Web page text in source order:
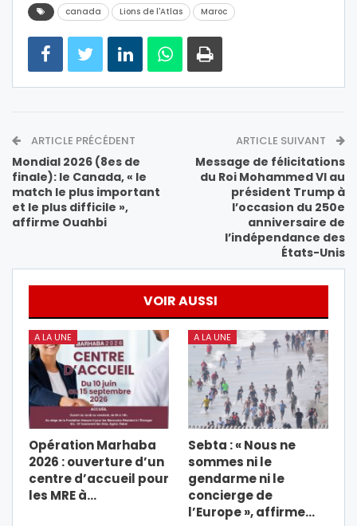
canada Lions de l'Atlas Maroc
ARTICLE PRÉCÉDENT
Mondial 2026 (8es de
finale): le Canada, « le
match le plus important
et le plus difficile »,
affirme Ouahbi
ARTICLE SUIVANT
Message de félicitations
du Roi Mohammed VI au
président Trump à
l’occasion du 250e
anniversaire de
l’indépendance des
États-Unis
VOIR AUSSI
A LA UNE
Opération Marhaba
2026 : ouverture d’un
centre d’accueil pour
les MRE à…
A LA UNE
Sebta : « Nous ne
sommes ni le
gendarme ni le
concierge de
l’Europe », affirme…